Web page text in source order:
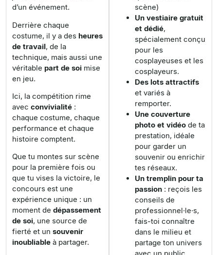
d’un événement.
Derrière chaque
costume, il y a des heures
de travail, de la
technique, mais aussi une
véritable part de soi mise
en jeu.
Ici, la compétition rime
avec convivialité :
chaque costume, chaque
performance et chaque
histoire comptent.
Que tu montes sur scène
pour la première fois ou
que tu vises la victoire, le
concours est une
expérience unique : un
moment de dépassement
de soi, une source de
fierté et un souvenir
inoubliable à partager.
scène)
Un vestiaire gratuit
et dédié,
spécialement conçu
pour les
cosplayeuses et les
cosplayeurs.
Des lots attractifs
et variés à
remporter.
Une couverture
photo et vidéo de ta
prestation, idéale
pour garder un
souvenir ou enrichir
tes réseaux.
Un tremplin pour ta
passion : reçois les
conseils de
professionnel·le·s,
fais-toi connaître
dans le milieu et
partage ton univers